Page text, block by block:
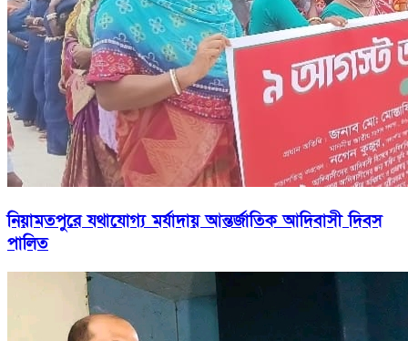
নিয়ামতপুরে যথাযোগ্য মর্যাদায় আন্তর্জাতিক আদিবাসী দিবস
পালিত